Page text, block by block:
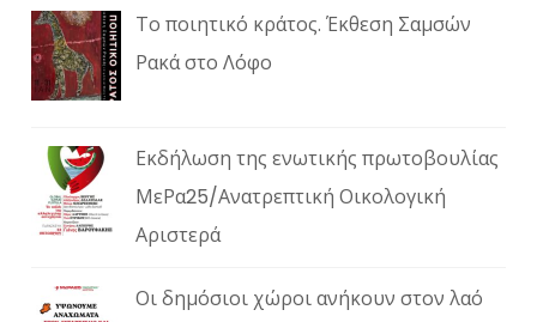
Το ποιητικό κράτος. Έκθεση Σαμσών
Ρακά στο Λόφο
Εκδήλωση της ενωτικής πρωτοβουλίας
ΜεΡα25/Ανατρεπτική Οικολογική
Αριστερά
Οι δημόσιοι χώροι ανήκουν στον λαό